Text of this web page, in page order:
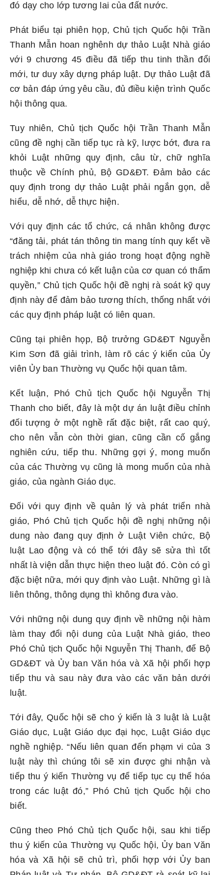
đó dạy cho lớp tương lai của đất nước.
Phát biểu tại phiên họp, Chủ tịch Quốc hội Trần
Thanh Mẫn hoan nghênh dự thảo Luật Nhà giáo
với 9 chương 45 điều đã tiếp thu tinh thần đổi
mới, tư duy xây dựng pháp luật. Dự thảo Luật đã
cơ bản đáp ứng yêu cầu, đủ điều kiện trình Quốc
hội thông qua.
Tuy nhiên, Chủ tịch Quốc hội Trần Thanh Mẫn
cũng đề nghị cần tiếp tục rà kỹ, lược bớt, đưa ra
khỏi Luật những quy định, câu từ, chữ nghĩa
thuộc về Chính phủ, Bộ GD&ĐT. Đảm bảo các
quy định trong dự thảo Luật phải ngắn gọn, dễ
hiểu, dễ nhớ, dễ thực hiện.
Với quy định các tổ chức, cá nhân không được
“đăng tải, phát tán thông tin mang tính quy kết về
trách nhiệm của nhà giáo trong hoạt động nghề
nghiệp khi chưa có kết luận của cơ quan có thẩm
quyền,” Chủ tịch Quốc hội đề nghị rà soát kỹ quy
định này để đảm bảo tương thích, thống nhất với
các quy định pháp luật có liên quan.
Cũng tại phiên họp, Bộ trưởng GD&ĐT Nguyễn
Kim Sơn đã giải trình, làm rõ các ý kiến của Ủy
viên Ủy ban Thường vụ Quốc hội quan tâm.
Kết luận, Phó Chủ tịch Quốc hội Nguyễn Thị
Thanh cho biết, đây là một dự án luật điều chỉnh
đối tượng ở một nghề rất đặc biệt, rất cao quý,
cho nên vẫn còn thời gian, cũng cần cố gắng
nghiên cứu, tiếp thu. Những gợi ý, mong muốn
của các Thường vụ cũng là mong muốn của nhà
giáo, của ngành Giáo dục.
Đối với quy định về quản lý và phát triển nhà
giáo, Phó Chủ tịch Quốc hội đề nghị những nội
dung nào đang quy định ở Luật Viên chức, Bộ
luật Lao động và có thể tới đây sẽ sửa thì tốt
nhất là viện dẫn thực hiện theo luật đó. Còn có gì
đặc biệt nữa, mới quy định vào Luật. Những gì là
liên thông, thông dụng thì không đưa vào.
Với những nội dung quy định về những nội hàm
làm thay đổi nội dung của Luật Nhà giáo, theo
Phó Chủ tịch Quốc hội Nguyễn Thị Thanh, để Bộ
GD&ĐT và Ủy ban Văn hóa và Xã hội phối hợp
tiếp thu và sau này đưa vào các văn bản dưới
luật.
Tới đây, Quốc hội sẽ cho ý kiến là 3 luật là Luật
Giáo dục, Luật Giáo dục đại học, Luật Giáo dục
nghề nghiệp. “Nếu liên quan đến phạm vi của 3
luật này thì chúng tôi sẽ xin được ghi nhận và
tiếp thu ý kiến Thường vụ để tiếp tục cụ thể hóa
trong các luật đó,” Phó Chủ tịch Quốc hội cho
biết.
Cũng theo Phó Chủ tịch Quốc hội, sau khi tiếp
thu ý kiến của Thường vụ Quốc hội, Ủy ban Văn
hóa và Xã hội sẽ chủ trì, phối hợp với Ủy ban